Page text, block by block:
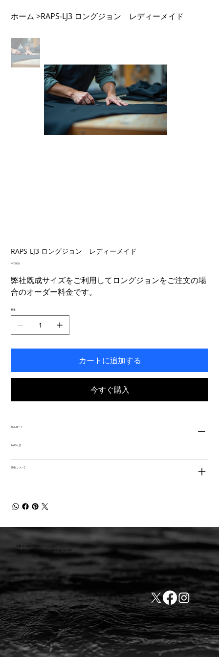
ホーム >RAPS-LJ3 ロングジョン レディーメイド
RAPS-LJ3 ロングジョン レディーメイド
価
￥7,000
弊社既成サイズをご利用してロングジョンをご注文の場
合のオーダー料金です。
数量
カートに追加する
今すぐ購入
商品コード
RAPS-LJ3
価格について
小林ゴム株式会社
441-8016 愛知県豊橋市新栄町字東小向76-1
TEL:0532-31-4646
FAX:0532-32-6810
​会社概要
​利用規約